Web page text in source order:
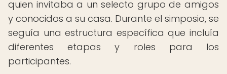
quien invitaba a un selecto grupo de amigos
y conocidos a su casa. Durante el simposio, se
seguía una estructura específica que incluía
diferentes etapas y roles para los
participantes.